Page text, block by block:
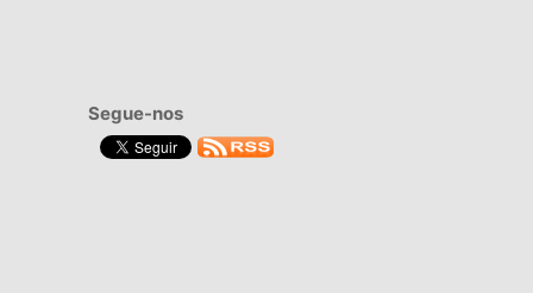
Segue-nos